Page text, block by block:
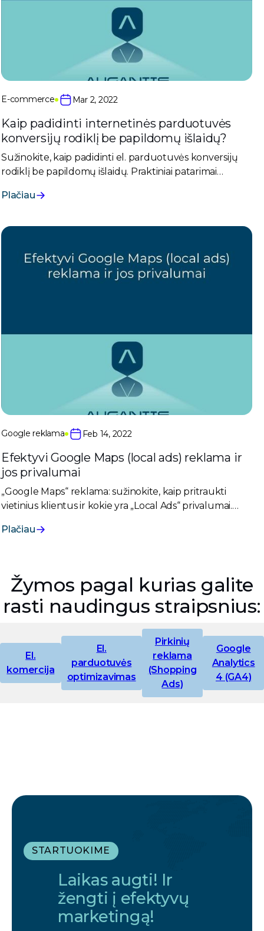
E-commerce Mar 2, 2022
Kaip padidinti internetinės parduotuvės
konversijų rodiklį be papildomų išlaidų?
Sužinokite, kaip padidinti el. parduotuvės konversijų
rodiklį be papildomų išlaidų. Praktiniai patarimai
dabar.
Plačiau
Google reklama Feb 14, 2022
Efektyvi Google Maps (local ads) reklama ir
jos privalumai
„Google Maps“ reklama: sužinokite, kaip pritraukti
vietinius klientus ir kokie yra „Local Ads“ privalumai.
žemėlapiuose.
Plačiau
Žymos pagal kurias galite
rasti naudingus straipsnius:
El.
komercija
El.
parduotuvės
optimizavimas
Pirkinių
reklama
(Shopping
Ads)
Google
Analytics
4 (GA4)
STARTUOKIME
Laikas augti! Ir
žengti į efektyvų
marketingą!